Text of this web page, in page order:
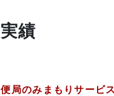
績
局のみまもりサービス